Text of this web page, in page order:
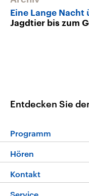
Eine Lange Nacht
Jagdtier bis zum
Entdecken Sie
Programm
Programm
Die
Hören
Livestream
Kontakt
Hörerservice